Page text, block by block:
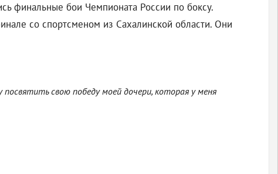
финальные бои Чемпионата России по боксу.
со спортсменом из Сахалинской области. Они
свою победу моей дочери, которая у меня